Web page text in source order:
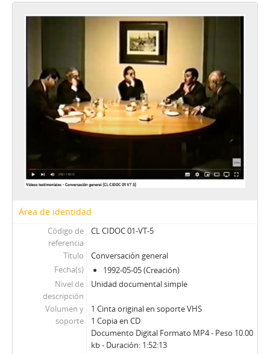
15 - Sesión de conversación sin invitado
16 - Massad, Carlos
17 - Bardón, Alvaro
18 - Léniz, Fernando
19 - Troncoso, Arturo
20 - De Castro, Sergio
21 - Carvajal, Patricio
22 - Méndez, Juan Carlos
23 - Cubillos, Hernán (I)
25 - Sesión de conversación sin invitado (II)
26 - Cubillos, Hernán (II)
27 - Cubillos, Hernán (III)
29 - Bernstein, S. - Philippi, B.
30 - Cubillos, Hernán (IV)
31 - Claro, Jorge
32 - Prieto, A. - Guzmán, J. A.
33 - Toledo, Germán
34 - Müller, Tomás
35 - Errázuriz, Hernán Felipe (I)
36 - Seguel, Enrique
37 - Recabarren, Antonio
38 - Costabal, Martín
Área de identidad
Código de
referencia
CL CIDOC 01-VT-5
Título
Conversación general
Fecha(s)
1992-05-05 (Creación)
Nivel de
descripción
Unidad documental simple
Volumen y
soporte
1 Cinta original en soporte VHS
1 Copia en CD
Documento Digital Formato MP4 - Peso 10.00
kb - Duración: 1:52:13